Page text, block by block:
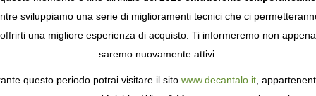
COOKIES
come i cookie per personalizzare e mejorar la tua
sulla privacy
per saperne di più, o gestisci le tue
Consenso.
sviluppiamo una serie di miglioramenti tecnici che ci
offrirti una migliore esperienza di acquisto. Ti informeremo non appena
saremo nuovamente attivi.
questo periodo potrai visitare il sito www.decantalo.it,